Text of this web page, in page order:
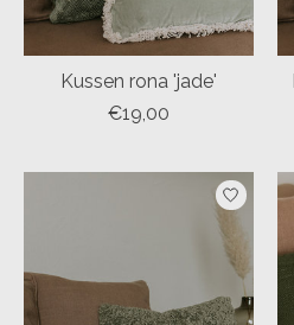
Kussen rona 'jade'
€19,00